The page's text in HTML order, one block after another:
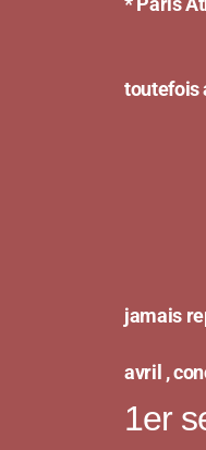
* Paris
Les
*
toutefois
-
-
-
-
- Ce
- Une
-
avril ,
1er